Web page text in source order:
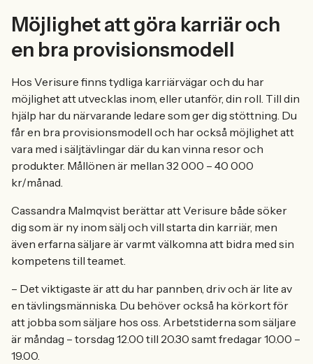
Möjlighet att göra karriär och
en bra provisionsmodell
Hos Verisure finns tydliga karriärvägar och du har
möjlighet att utvecklas inom, eller utanför, din roll. Till din
hjälp har du närvarande ledare som ger dig stöttning. Du
får en bra provisionsmodell och har också möjlighet att
vara med i säljtävlingar där du kan vinna resor och
produkter. Mållönen är mellan 32 000 – 40 000
kr/månad.
Cassandra Malmqvist berättar att Verisure både söker
dig som är ny inom sälj och vill starta din karriär, men
även erfarna säljare är varmt välkomna att bidra med sin
kompetens till teamet.
– Det viktigaste är att du har pannben, driv och är lite av
en tävlingsmänniska. Du behöver också ha körkort för
att jobba som säljare hos oss. Arbetstiderna som säljare
är måndag – torsdag 12.00 till 20.30 samt fredagar 10.00 –
19.00.